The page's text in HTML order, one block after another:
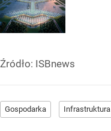
Źródło: ISBnews
Gospodarka Infrastruktura